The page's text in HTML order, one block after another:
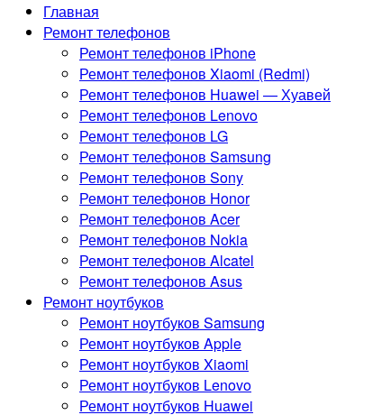
Главная
Ремонт телефонов
Ремонт телефонов iPhone
Ремонт телефонов Xiaomi (Redmi)
Ремонт телефонов Huawei — Хуавей
Ремонт телефонов Lenovo
Ремонт телефонов LG
Ремонт телефонов Samsung
Ремонт телефонов Sony
Ремонт телефонов Honor
Ремонт телефонов Acer
Ремонт телефонов Nokia
Ремонт телефонов Alcatel
Ремонт телефонов Asus
Ремонт ноутбуков
Ремонт ноутбуков Samsung
Ремонт ноутбуков Apple
Ремонт ноутбуков Xiaomi
Ремонт ноутбуков Lenovo
Ремонт ноутбуков Huawei